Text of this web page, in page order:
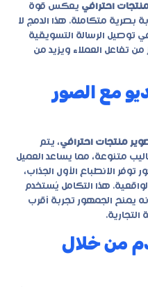
احترافي يعكس قوة
بصرية متكاملة. هذا الدمج لا
توصيل الرسالة التسويقية
تفاعل العملاء ويزيد من
مع الصور
منتجات احترافي، يتم
متنوعة، مما يساعد العميل
الانطباع الأول الجذاب،
هذا التكامل يُستخدم
يمنح الجمهور تجربة أقرب
التجارية.
من خلال